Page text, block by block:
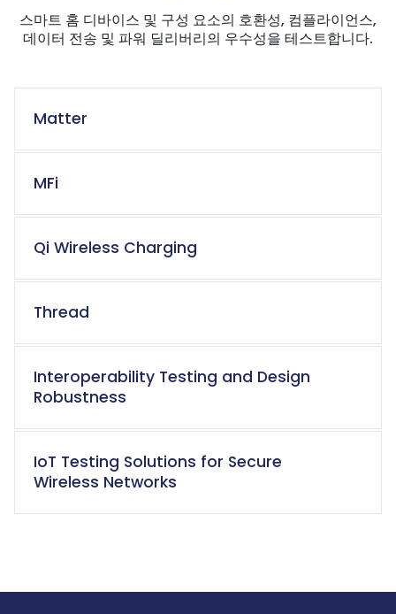
스마트 홈 디바이스 및 구성 요소의 호환성, 컴플라이언스,
데이터 전송 및 파워 딜리버리의 우수성을 테스트합니다.
Matter
MFi
Qi Wireless Charging
Thread
Interoperability Testing and Design
Robustness
IoT Testing Solutions for Secure
Wireless Networks